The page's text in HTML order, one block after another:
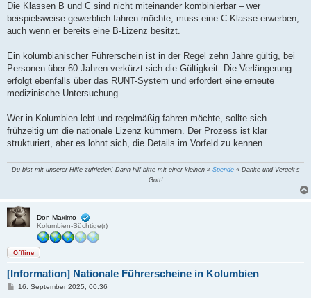
Die Klassen B und C sind nicht miteinander kombinierbar – wer
beispielsweise gewerblich fahren möchte, muss eine C-Klasse erwerben,
auch wenn er bereits eine B-Lizenz besitzt.
Ein kolumbianischer Führerschein ist in der Regel zehn Jahre gültig, bei
Personen über 60 Jahren verkürzt sich die Gültigkeit. Die Verlängerung
erfolgt ebenfalls über das RUNT-System und erfordert eine erneute
medizinische Untersuchung.
Wer in Kolumbien lebt und regelmäßig fahren möchte, sollte sich
frühzeitig um die nationale Lizenz kümmern. Der Prozess ist klar
strukturiert, aber es lohnt sich, die Details im Vorfeld zu kennen.
Du bist mit unserer Hilfe zufrieden! Dann hilf bitte mit einer kleinen » Spende« Danke und Vergelt's
Gott!
Don Maximo
Kolumbien-Süchtige(r)
Offline
[Information] Nationale Führerscheine in Kolumbien
B16. September 2025, 00:36